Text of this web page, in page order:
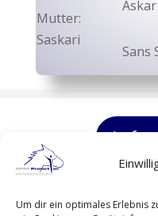
Um dir ein optimales Erlebnis
Mutter:
Saskari
Askar
Sans
Alter Weg 11 in 36367